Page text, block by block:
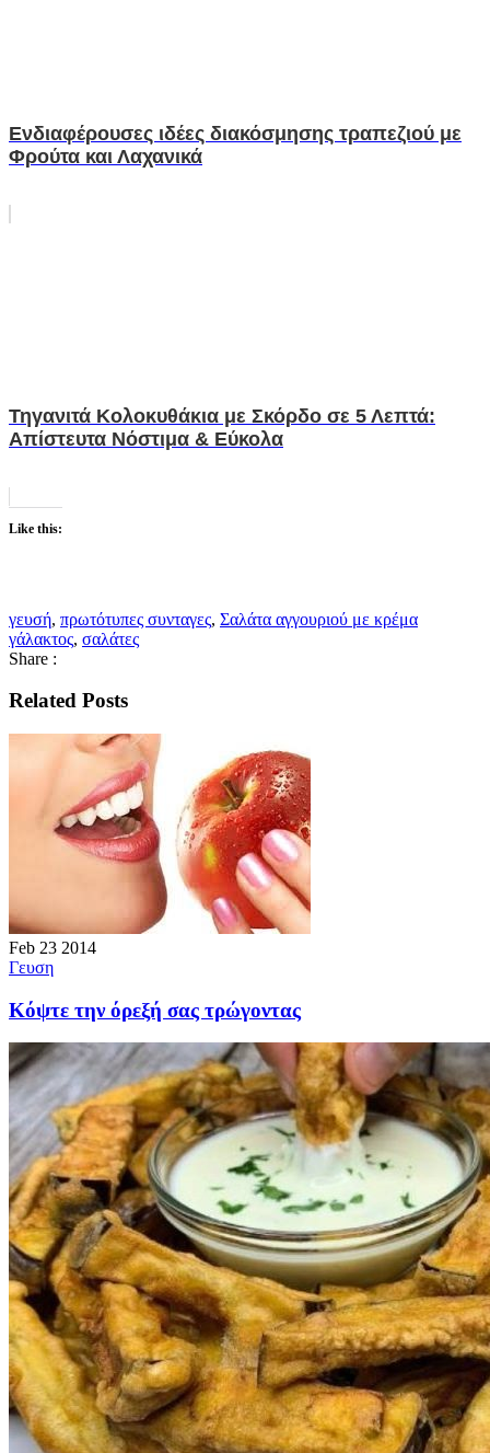
Ενδιαφέρουσες ιδέες διακόσμησης τραπεζιού με
Φρούτα και Λαχανικά
Τηγανιτά Κολοκυθάκια με Σκόρδο σε 5 Λεπτά:
Απίστευτα Νόστιμα & Εύκολα
Like this:
γευσή, πρωτότυπες συνταγες, Σαλάτα αγγουριού με κρέμα
γάλακτος, σαλάτες
Share :
Related Posts
Feb 23 2014
Γευση
Κόψτε την όρεξή σας τρώγοντας